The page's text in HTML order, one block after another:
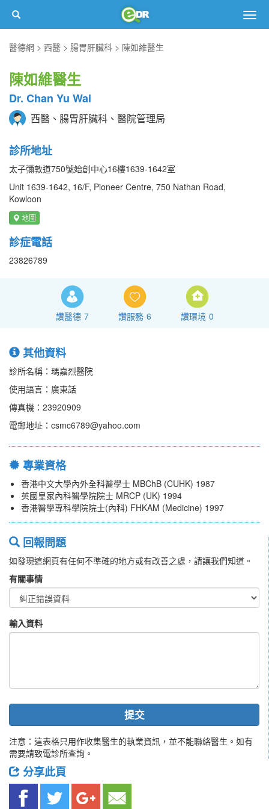
醫德網
西醫 腸胃肝臟科 陳如維醫生
陳如維醫生
Dr. Chan Yu Wai
西醫、腸胃肝臟科、醫院管理局
診所地址
太子彌敦道750號始創中心16樓1639-1642室
Unit 1639-1642, 16/F, Pioneer Centre, 750 Nathan Road,
Kowloon
地圖
診症電話
23826789
讚醫德 7 讚服務 6 讚環境 0
其他資料
診所名稱：瑪嘉烈醫院
使用語言：廣東話
傳真機：23920909
電郵地址：csmc6789@yahoo.com
專業資格
香港中文大學內外全科醫學士 MBChB (CUHK) 1987
英國皇家內科醫學院院士 MRCP (UK) 1994
香港醫學專科學院院士(內科) FHKAM (Medicine) 1997
回報問題
如發現這網頁有任何不準確的地方或有改善之處，請讓我們知道。
有關事情
輸入資料
提交
注意：這表格只用作收集醫生的執業資訊，並不能聯絡醫生。如有
需要請致電診所查詢。
分享此頁